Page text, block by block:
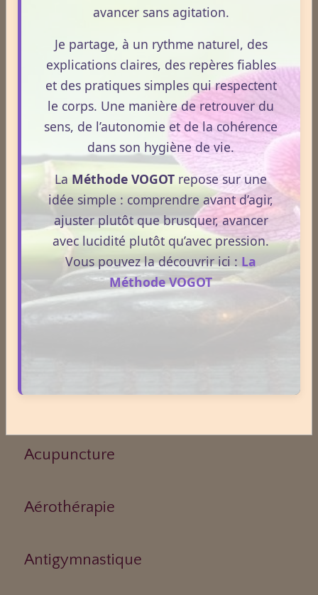
Plantes / affections
Acouphènes
Addiction
Allergies
Aphrodisiaque
Asthme
Acupuncture
Aérothérapie
Antigymnastique
avancer sans agitation.
Je partage, à un rythme naturel, des
explications claires, des repères fiables
et des pratiques simples qui respectent
le corps. Une manière de retrouver du
sens, de l’autonomie et de la cohérence
dans son hygiène de vie.
La Méthode VOGOT repose sur une
idée simple : comprendre avant d’agir,
ajuster plutôt que brusquer, avancer
avec lucidité plutôt qu’avec pression.
Vous pouvez la découvrir ici : La
Méthode VOGOT